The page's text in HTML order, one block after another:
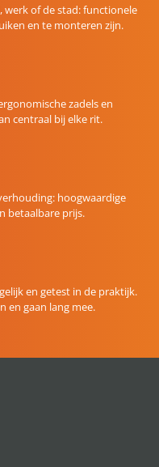
werk of de stad: functionele
en te monteren zijn.
zadels en
centraal bij elke rit.
hoogwaardige
betaalbare prijs.
en getest in de praktijk.
en gaan lang mee.